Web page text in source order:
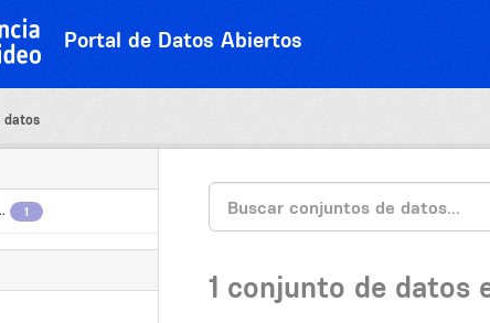
Portal de Datos Abiertos
datos
1
1 conjunto de datos